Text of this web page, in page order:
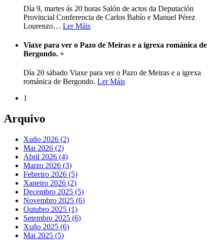
Día 9, martes ás 20 horas Salón de actos da Deputación
Provincial Conferencia de Carlos Babío e Manuel Pérez
Lourenzo… Ler Máis
Viaxe para ver o Pazo de Meiras e a igrexa románica de
Bergondo. +
Día 20 sábado Viaxe para ver o Pazo de Meiras e a igrexa
románica de Bergondo. Ler Máis
1
Arquivo
Xuño 2026 (2)
Mai 2026 (2)
Abril 2026 (4)
Marzo 2026 (3)
Febreiro 2026 (5)
Xaneiro 2026 (2)
Decembro 2025 (5)
Novembro 2025 (6)
Outubro 2025 (1)
Setembro 2025 (6)
Xuño 2025 (6)
Mai 2025 (5)